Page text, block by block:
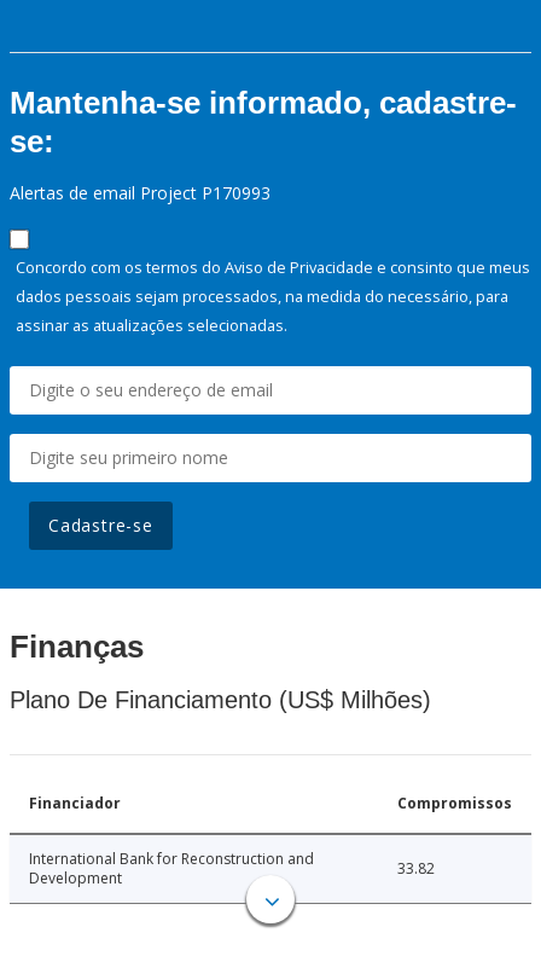
Mantenha-se informado, cadastre-
se:
Alertas de email Project P170993
Concordo com os termos do Aviso de Privacidade e consinto que meus
dados pessoais sejam processados, na medida do necessário, para
assinar as atualizações selecionadas.
Cadastre-se
Finanças
Plano De Financiamento (US$ Milhões)
Financiador Compromissos
International Bank for Reconstruction and
Development
33.82